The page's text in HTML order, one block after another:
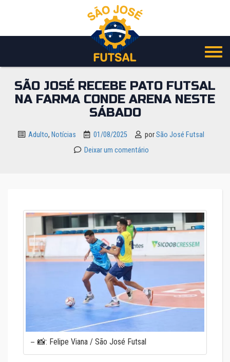
o
SÃO JOSÉ RECEBE PATO FUTSAL
NA FARMA CONDE ARENA NESTE
SÁBADO
Adulto, Notícias 01/08/2025 porSão José Futsal
Deixar um comentário
📸: Felipe Viana / São José Futsal